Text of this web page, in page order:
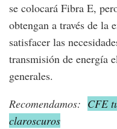
se colocará Fibra E,
obtengan a través de la
satisfacer las
transmisión de energía
generales.
Recomendamos: CFE
claroscuros